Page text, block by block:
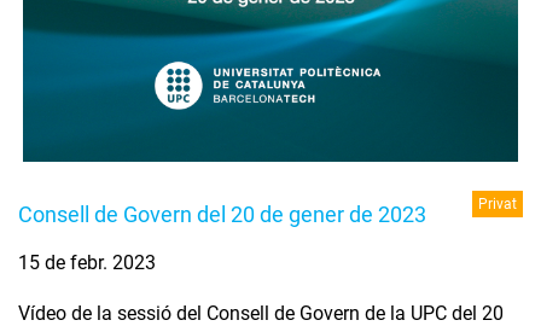
Consell de Govern del 20 de gener de 2023 Privat
15 de febr. 2023
Vídeo de la sessió del Consell de Govern de la UPC del 20